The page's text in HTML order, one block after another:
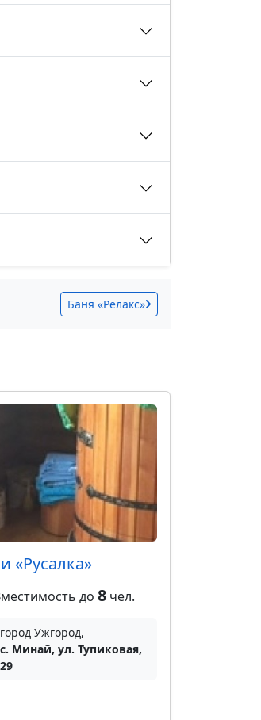
Баня «Релакс»
«Русалка»
до 8 чел.
город Ужгород,
с. Минай, ул. Тупиковая,
29